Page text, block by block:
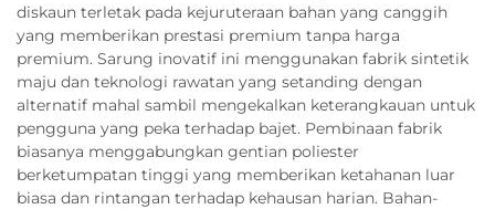
diskaun terletak pada kejuruteraan bahan yang canggih
yang memberikan prestasi premium tanpa harga
premium. Sarung inovatif ini menggunakan fabrik sintetik
maju dan teknologi rawatan yang setanding dengan
alternatif mahal sambil mengekalkan keterangkauan untuk
pengguna yang peka terhadap bajet. Pembinaan fabrik
biasanya menggabungkan gentian poliester
berketumpatan tinggi yang memberikan ketahanan luar
biasa dan rintangan terhadap kehausan harian. Bahan-